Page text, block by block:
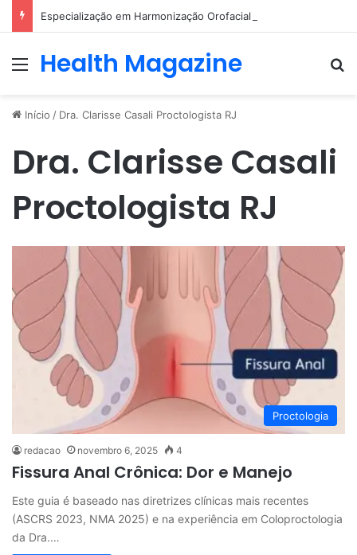
Menu
Health Magazine
Início / Dra. Clarisse Casali Proctologista RJ
Dra. Clarisse Casali
Proctologista RJ
Proctologia
redacao novembro 6, 2025 4
Fissura Anal Crônica: Dor e Manejo
Este guia é baseado nas diretrizes clínicas mais recentes
(ASCRS 2023, NMA 2025) e na experiência em Coloproctologia
da Dra.…